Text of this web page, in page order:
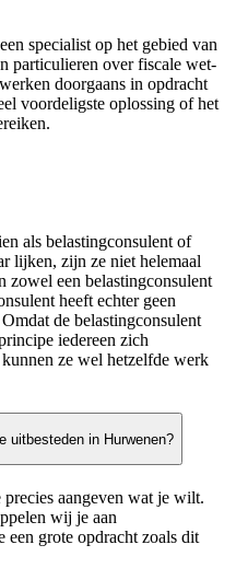
specialist op het gebied van
particulieren over fiscale wet-
doorgaans in opdracht
voordeligste oplossing of het
als belastingconsulent of
lijken, zijn ze niet helemaal
zowel een belastingconsulent
heeft echter geen
de belastingconsulent
iedereen zich
ze wel hetzelfde werk
uitbesteden in Hurwenen?
aangeven wat je wilt.
wij je aan
een grote opdracht zoals dit